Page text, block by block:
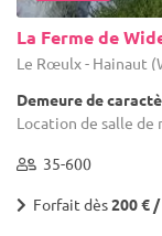
La Ferme de
Le Rœulx - Hainaut
Demeure de
Location de salle de
35-600
Forfait dès200 €